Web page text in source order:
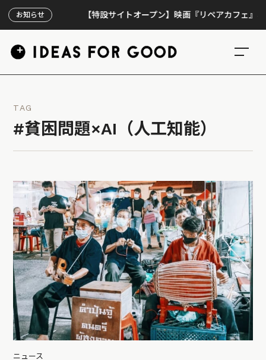
お知らせ 【特設サイトオープン】映画『リペアカフェ』、上映
TAG
#貧困問題×AI（人工知能）
ニュース